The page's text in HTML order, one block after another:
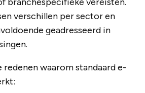
verschillen per sector en
geadresseerd in
redenen waarom standaard e-